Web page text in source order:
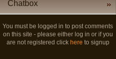
Chatbox
You must be logged in to post comments
on this site - please either log in or if you
are not registered click here to signup